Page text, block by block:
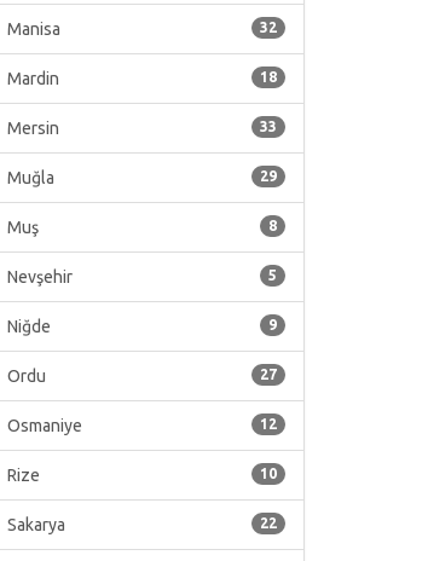
32
Manisa
18
Mardin
33
Mersin
29
Muğla
8
Muş
5
Nevşehir
9
Niğde
27
Ordu
12
Osmaniye
10
Rize
22
Sakarya